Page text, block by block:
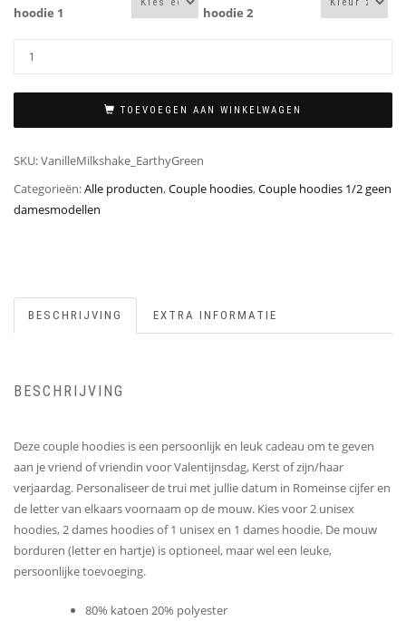
hoodie 1
hoodie 2
TOEVOEGEN AAN WINKELWAGEN
SKU:VanilleMilkshake_EarthyGreen
Categorieën:Alle producten,Couple hoodies,Couple hoodies 1/2 geen
damesmodellen
BESCHRIJVING EXTRA INFORMATIE
BESCHRIJVING
Deze couple hoodies is een persoonlijk en leuk cadeau om te geven
aan je vriend of vriendin voor Valentijnsdag, Kerst of zijn/haar
verjaardag. Personaliseer de trui met jullie datum in Romeinse cijfer en
de letter van elkaars voornaam op de mouw. Kies voor 2 unisex
hoodies, 2 dames hoodies of 1 unisex en 1 dames hoodie. De mouw
borduren (letter en hartje) is optioneel, maar wel een leuke,
persoonlijke toevoeging.
80% katoen 20% polyester